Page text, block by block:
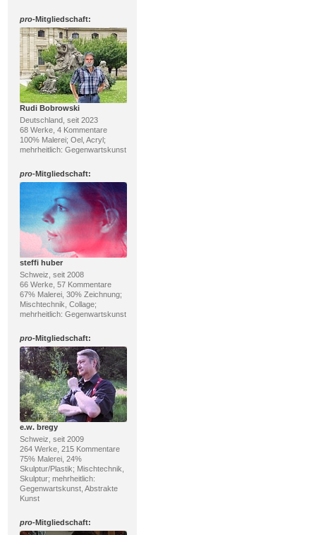
pro-Mitgliedschaft:
Rudi Bobrowski
Deutschland, seit 2023
68 Werke, 4 Kommentare
100% Malerei; Oel, Acryl;
mehrheitlich: Gegenwartskunst
pro-Mitgliedschaft:
steffi huber
Schweiz, seit 2008
66 Werke, 57 Kommentare
67% Malerei, 30% Zeichnung;
Mischtechnik, Collage;
mehrheitlich: Gegenwartskunst
pro-Mitgliedschaft:
e.w. bregy
Schweiz, seit 2009
264 Werke, 215 Kommentare
75% Malerei, 24%
Skulptur/Plastik; Mischtechnik,
Skulptur; mehrheitlich:
Gegenwartskunst, Abstrakte
Kunst
pro-Mitgliedschaft: